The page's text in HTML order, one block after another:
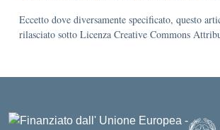
Eccetto dove diversamente specificato, questo
rilasciato sotto Licenza Creative Commons